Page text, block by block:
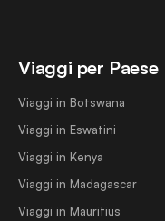
Viaggi per Paese
Viaggi in Botswana
Viaggi in Eswatini
Viaggi in Kenya
Viaggi in Madagascar
Viaggi in Mauritius